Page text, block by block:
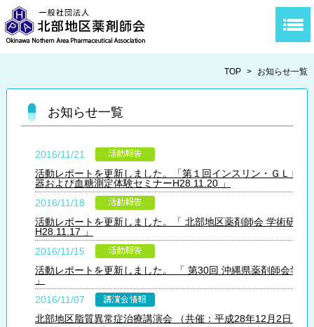
TOP > お知らせ一覧
お知らせ一覧
2016/11/21
活動レポートを更新しました。「第１回インスリン・ＧＬＰ-
器および血糖測定体験セミナーH28.11.20 」
2016/11/18
活動レポートを更新しました。「 北部地区薬剤師会 学術研修
H28.11.17 」
2016/11/15
活動レポートを更新しました。 「 第30回 沖縄県薬剤師会学術
」
2016/11/07
北部地区脂質異常症治療講演会 （共催：平成28年12月2日）